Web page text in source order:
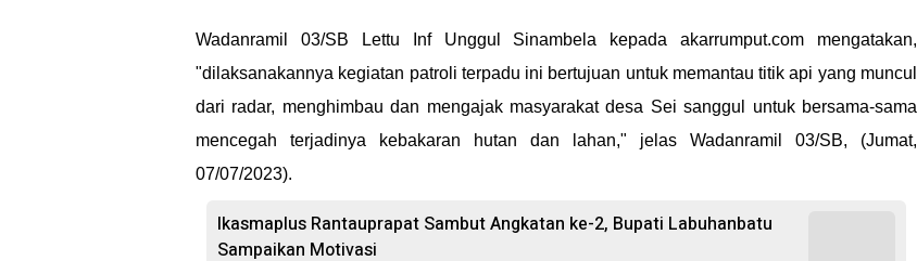
Wadanramil 03/SB Lettu Inf Unggul Sinambela kepada akarrumput.com mengatakan,
"dilaksanakannya kegiatan patroli terpadu ini bertujuan untuk memantau titik api yang muncul
dari radar, menghimbau dan mengajak masyarakat desa Sei sanggul untuk bersama-sama
mencegah terjadinya kebakaran hutan dan lahan," jelas Wadanramil 03/SB, (Jumat,
07/07/2023).
Ikasmaplus Rantauprapat Sambut Angkatan ke-2, Bupati Labuhanbatu
Sampaikan Motivasi